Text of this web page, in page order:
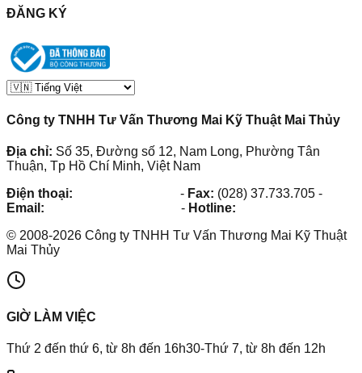
ĐĂNG KÝ
Công ty TNHH Tư Vấn Thương Mai Kỹ Thuật Mai Thủy
Địa chỉ: Số 35, Đường số 12, Nam Long, Phường Tân
Thuận, Tp Hồ Chí Minh, Việt Nam
Điện thoại:
- Fax: (028) 37.733.705 -
Email:
- Hotline:
© 2008-2026 Công ty TNHH Tư Vấn Thương Mai Kỹ Thuật
Mai Thủy
GIỜ LÀM VIỆC
Thứ 2 đến thứ 6, từ 8h đến 16h30-Thứ 7, từ 8h đến 12h